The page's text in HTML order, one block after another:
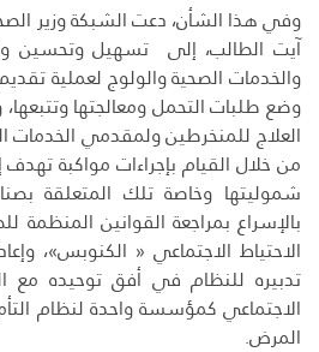
وفي هذا الشأن، دعت الشبكة وزير
آيت الطالب، إلى تسهيل وتحسين
والخدمات الصحية والولوج لعملية
وضع طلبات التحمل ومعالجتها
العلاج للمنخرطين ولمقدمي الخدمات
من خلال القيام بإجراءات مواكبة
شموليتها وخاصة تلك المتعلقة
بالإسراع بمراجعة القوانين
الاحتياط الاجتماعي « الكنوبس»،
تدبيره للنظام في أفق توحيده مع
الاجتماعي كمؤسسة واحدة لنظام
المرض.